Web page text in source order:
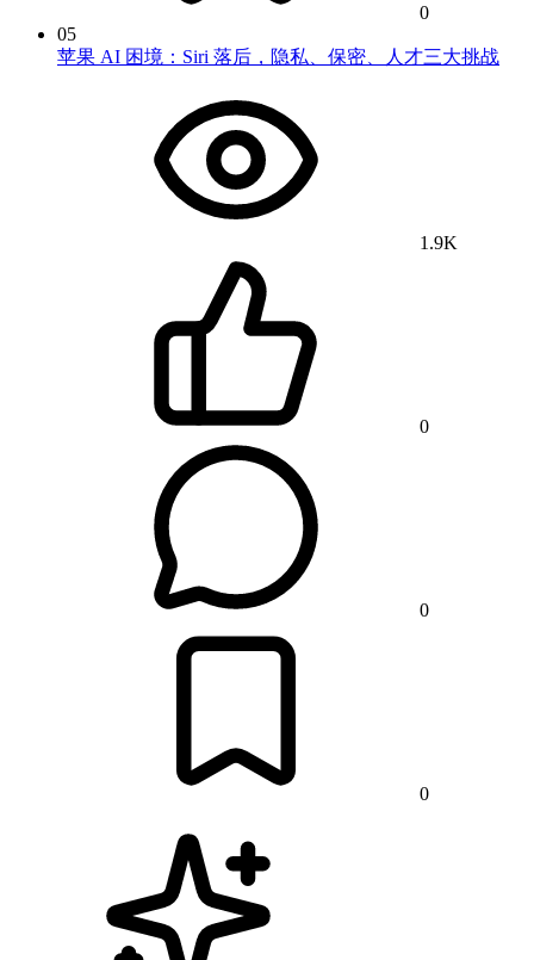
0
05
苹果 AI 困境：Siri 落后，隐私、保密、人才三大挑战
1.9K
0
0
0